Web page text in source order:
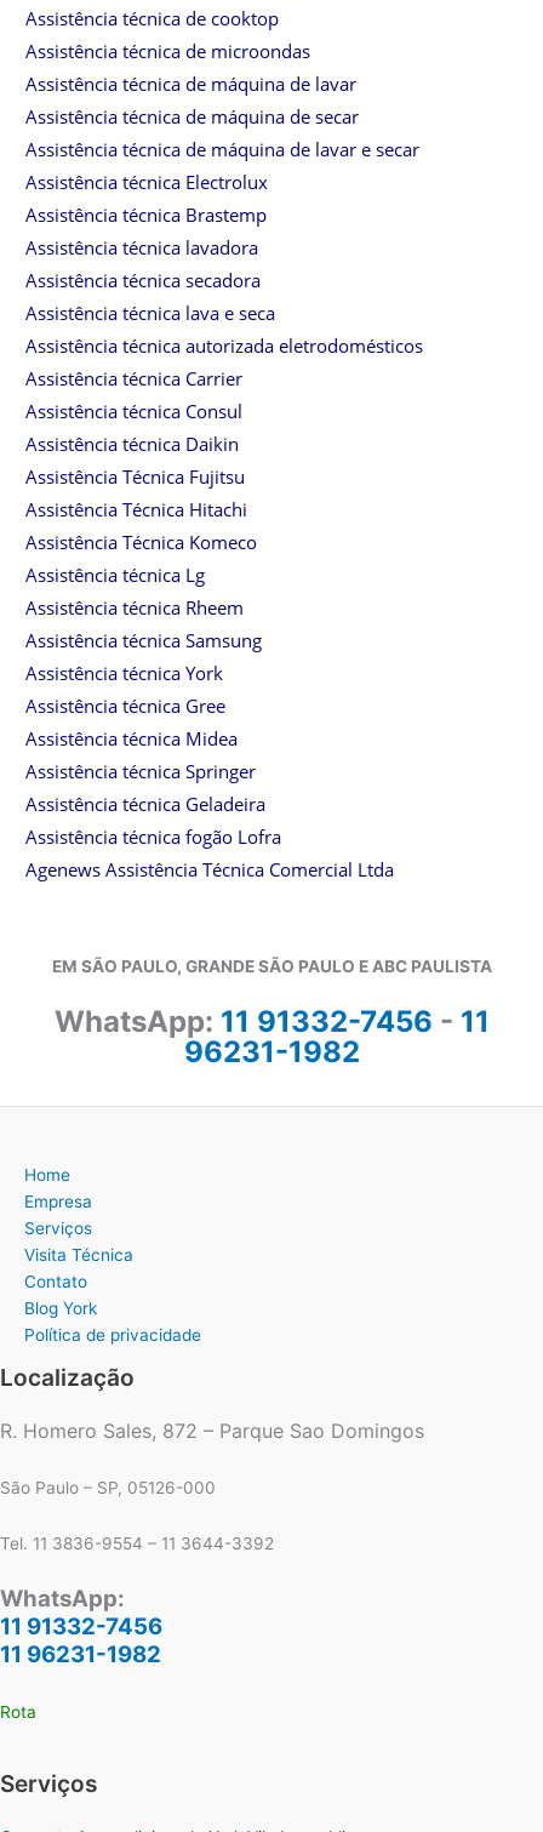
Assistência técnica de cooktop
Assistência técnica de microondas
Assistência técnica de máquina de lavar
Assistência técnica de máquina de secar
Assistência técnica de máquina de lavar e secar
Assistência técnica Electrolux
Assistência técnica Brastemp
Assistência técnica lavadora
Assistência técnica secadora
Assistência técnica lava e seca
Assistência técnica autorizada eletrodomésticos
Assistência técnica Carrier
Assistência técnica Consul
Assistência técnica Daikin
Assistência Técnica Fujitsu
Assistência Técnica Hitachi
Assistência Técnica Komeco
Assistência técnica Lg
Assistência técnica Rheem
Assistência técnica Samsung
Assistência técnica York
Assistência técnica Gree
Assistência técnica Midea
Assistência técnica Springer
Assistência técnica Geladeira
Assistência técnica fogão Lofra
Agenews Assistência Técnica Comercial Ltda
EM SÃO PAULO, GRANDE SÃO PAULO E ABC PAULISTA
WhatsApp: 11 91332-7456 - 11
96231-1982
Home
Empresa
Serviços
Visita Técnica
Contato
Blog York
Política de privacidade
Localização
R. Homero Sales, 872 – Parque Sao Domingos
São Paulo – SP, 05126-000
Tel. 11 3836-9554 – 11 3644-3392
WhatsApp:
11 91332-7456
11 96231-1982
Rota
Serviços